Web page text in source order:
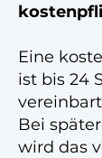
Eine
ist bis 24
Bei
wird das